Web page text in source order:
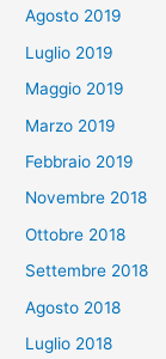
Agosto 2019
Luglio 2019
Maggio 2019
Marzo 2019
Febbraio 2019
Novembre 2018
Ottobre 2018
Settembre 2018
Agosto 2018
Luglio 2018